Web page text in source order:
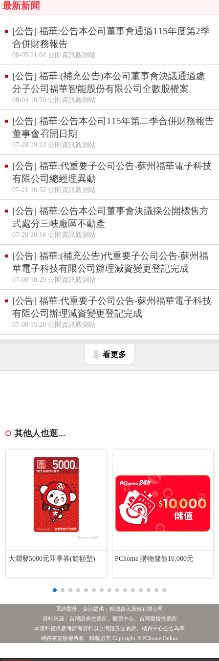
最新新聞
[公告] 福華:公告本公司董事會通過115年度第2季
合併財務報告
08-05 21:04 公開資訊觀測站
[公告] 福華:(補充公告)本公司董事會決議通過處
分子公司福華智能股份有限公司全數股權案
08-04 16:59 公開資訊觀測站
[公告] 福華:公告本公司115年第二季合併財務報告
董事會召開日期
07-28 19:23 公開資訊觀測站
[公告] 福華:代重要子公司公告-蘇州福華電子科技
有限公司總經理異動
07-21 16:52 公開資訊觀測站
[公告] 福華:公告本公司董事會決議採公開標售方
式處分三峽廠區不動產
07-20 20:16 公開資訊觀測站
[公告] 福華:(補充公告)代重要子公司公告-蘇州福
華電子科技有限公司辦理減資變更登記完成
07-08 18:29 公開資訊觀測站
[公告] 福華:代重要子公司公告-蘇州福華電子科技
有限公司辦理減資變更登記完成
07-08 15:28 公開資訊觀測站
看更多
其他人也逛...
大潤發5000元即享券(餘額型) PChome 購物儲值10,000元
系統開發、資訊提供：精誠資訊股份有限公司
資料來源：台灣證券交易所、櫃買中心、台灣期貨交易所
本資料僅供參考所有資料以台灣證券交易所、櫃買中心公告為準
網路家庭版權所有、轉載必究 Copyright © PChome Online
1.主動統一全球創新 2.緯 創 3.聯 電